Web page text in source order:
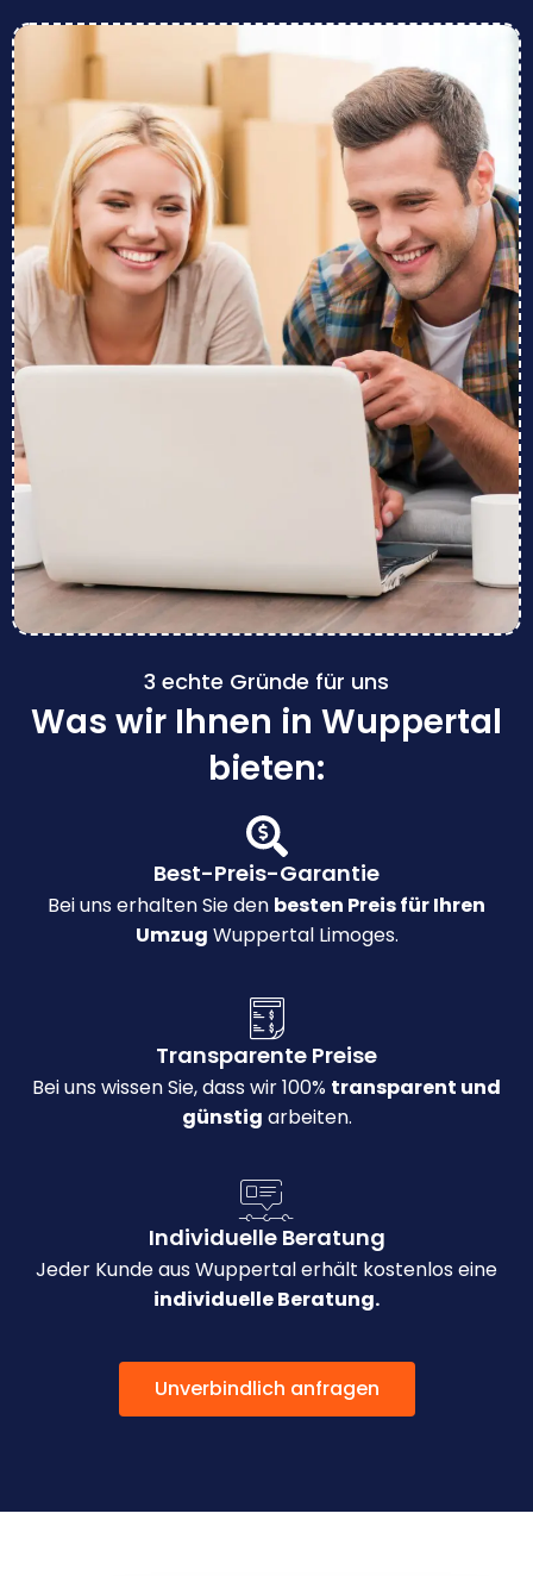
3 echte Gründe für uns
Was wir Ihnen in Wuppertal
bieten:
Best-Preis-Garantie
Bei uns erhalten Sie den besten Preis für Ihren
Umzug Wuppertal Limoges.
Transparente Preise
Bei uns wissen Sie, dass wir 100% transparent und
günstig arbeiten.
Individuelle Beratung
Jeder Kunde aus Wuppertal erhält kostenlos eine
individuelle Beratung.
Unverbindlich anfragen